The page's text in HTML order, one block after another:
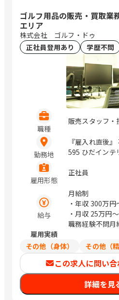
明治安田生命
9-2 アコス北館Ｎビル2
2階 木更津市大
イビル2階 船橋
生命船橋ビル2
柏ビル5階 成田
ル3階 北海道 旭川市三条通9丁目左1号
旭川三条緑橋ビ
14 王子不動産
2-5 明治安田生
大通10-2-1 新釧路
山形 山形市香
ビル2階 福島 郡山市中町10-10 メルフ郡
いわきビル4階 茨城 水戸市南町3-4-14
学園南2-8-3つ
3階 群馬 太田市飯田町1005-2 太田東京
海上日動ビルディング4
央区東大通1-3-
田生命富山ビル11階 石川 金沢
13-33 JR金沢駅
福井市大手2-7-
ル11階 長野 長野市新田町1508-2 明治安
田生命長野ビ
治安田生命松本大手
・年収
ゴルフ用品の販売・買取業
エリア
株式会社 ゴルフ・ドゥ
正社員登用あり
学歴不問
職種
販売スタッフ・
勤務地
『雇入れ直後
595 ひだインテ
439 山梨県富士
1847-1 静岡県
岡県焼津市柳新
2871-9 愛知県
愛知県名古屋市
原20-1 愛知県
豊田市広路町2-
4-10-1 愛知県
知県半田市宮
折、富士山、
大岡、六番町、
雇用形態
正社員
給与
月給制
・年収 300万円
・月収 25万円
職務経験不問
雇用実績
その他（身体）
その他（精
この求人に問い合
詳細を見